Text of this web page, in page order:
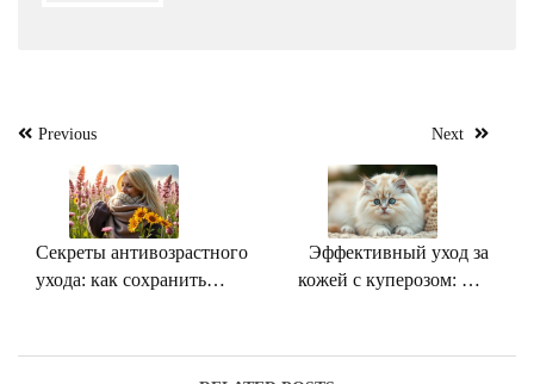
Навигация
записям
Previous
Секреты антивозрастного
ухода: как сохранить
Next
Эффективный уход за
кожей с куперозом: как